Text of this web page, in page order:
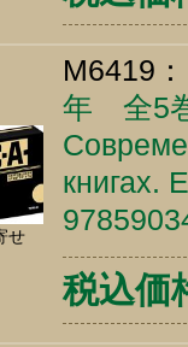
せ
M6419：
年 全5
книгах.
税込価